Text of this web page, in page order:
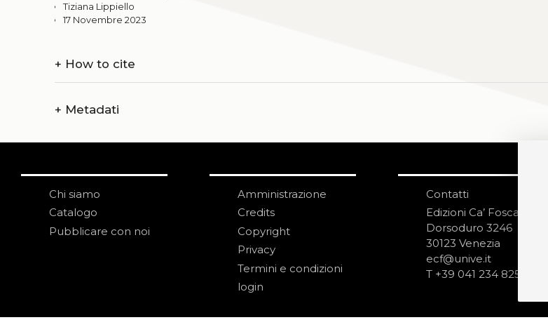
Tiziana Lippiello
17 Novembre 2023
+ How to cite
+ Metadati
Chi siamo
Catalogo
Pubblicare con noi
Amministrazione
Credits
Copyright
Privacy
Termini e condizioni
login
Contatti
Edizioni Ca’ Foscari
Dorsoduro 3246
30123 Venezia
ecf@unive.it
T +39 041 234 8250